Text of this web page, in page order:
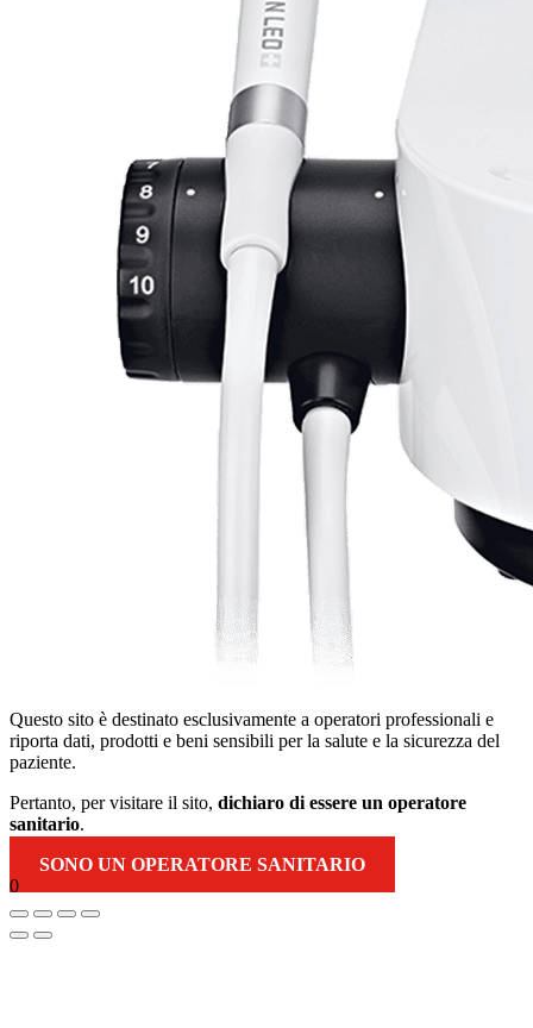
Questo sito è destinato esclusivamente a operatori professionali e
riporta dati, prodotti e beni sensibili per la salute e la sicurezza del
paziente.
Pertanto, per visitare il sito, dichiaro di essere un operatore
sanitario.
SONO UN OPERATORE SANITARIO
0
Torna
in